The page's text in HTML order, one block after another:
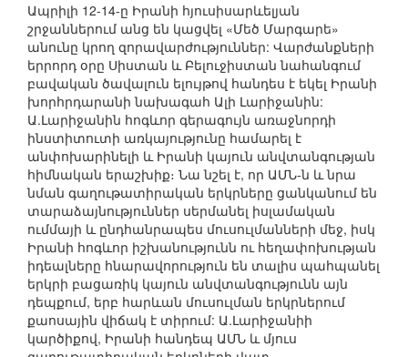
Ապրիլի 12-14-ը Իրանի հյուսիսարևելյան
շրջաններում անց են կացվել «Մեծ Մարգարե»
անունը կրող զորավարժություններ: Վարժանքների
երրորդ օրը Սիստան և Բելուջիստան նահանգում
բավական ծավալուն ելույթով հանդես է եկել Իրանի
խորհրդարանի նախագահ Ալի Լարիջանին:
Ա.Լարիջանին հոգևոր գերագույն առաջնորդի
ինստիտուտի առկայությունը համարել է
անփոխարինելի և Իրանի կայուն անվտանգության
հիմնական երաշխիք։ Նա նշել է, որ ԱՄՆ-ն և նրա
նման գաղութատիրական երկրները ցանկանում են
տարաձայնություններ սերմանել իսլամական
ումմայի և ընդհանրապես մուսուլմանների մեջ, իսկ
Իրանի հոգևոր իշխանությունն ու հեղափոխության
իդեալները հնարավորություն են տալիս պահպանել
երկրի բացառիկ կայուն անվտանգությունն այն
դեպքում, երբ հարևան մուսուլման երկրներում
քաոսային վիճակ է տիրում: Ա.Լարիջանիի
կարծիքով, Իրանի հանդեպ ԱՄՆ և մյուս